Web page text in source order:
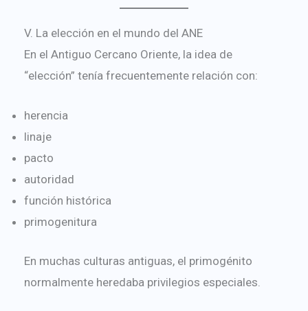
V. La elección en el mundo del ANE
En el Antiguo Cercano Oriente, la idea de
“elección” tenía frecuentemente relación con:
herencia
linaje
pacto
autoridad
función histórica
primogenitura
En muchas culturas antiguas, el primogénito
normalmente heredaba privilegios especiales.